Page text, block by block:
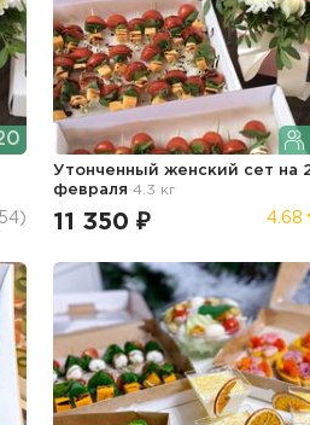
Утонченный женский сет на
февраля 4.3 кг
11 350 ₽ 4.68